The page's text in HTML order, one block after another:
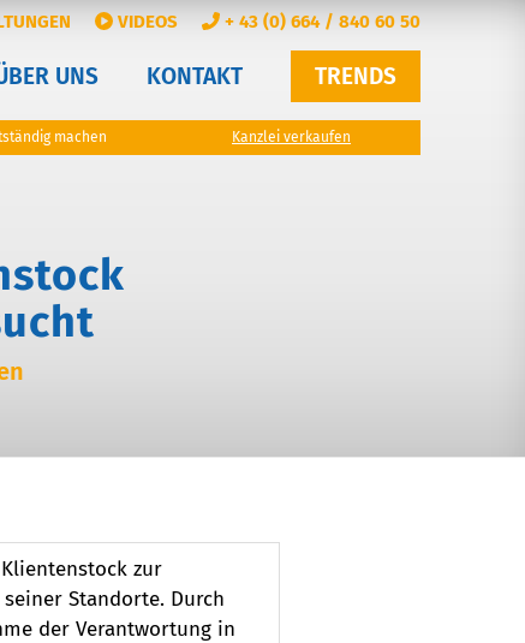
VIDEOS + 43 (0) 664 / 840 60 50
machen Kanzlei verkaufen
UNS KONTAKT TRENDS
zur
Standorte. Durch
der Verantwortung in